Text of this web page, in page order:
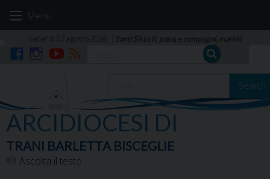
Menu
Santi Sisto II, papa, e compagni, martiri
Search
ARCIDIOCESI DI
TRANI BARLETTA BISCEGLIE
Ascolta il testo